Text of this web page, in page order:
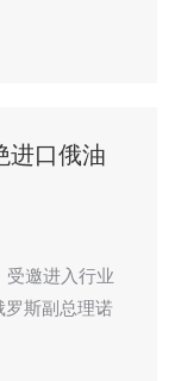
进口俄油
受邀进入行业
斯副总理诺